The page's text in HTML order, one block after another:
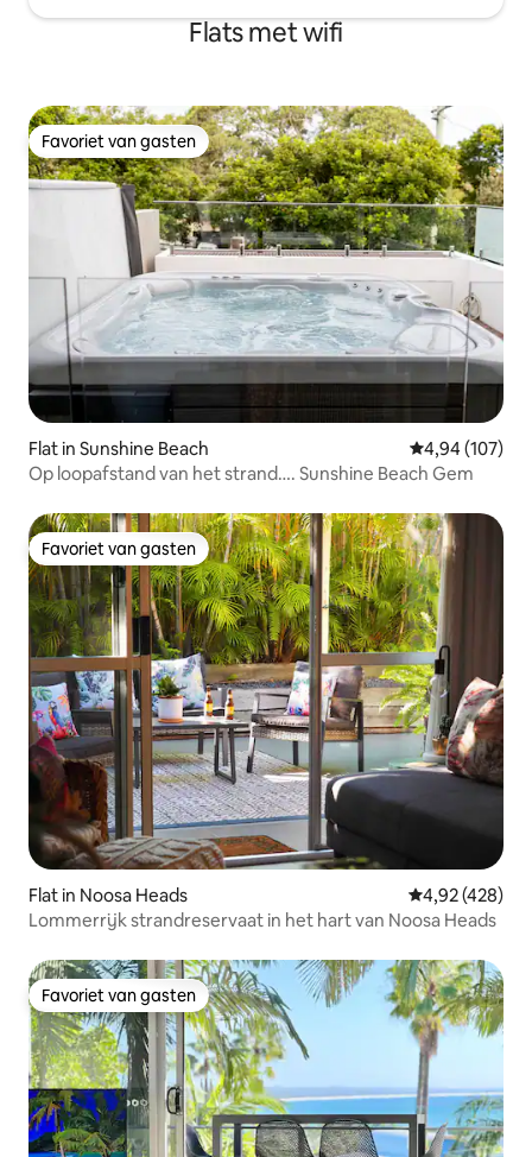
Flats met wifi
Favoriet van gasten
Favoriet van gasten
Flat in Sunshine Beach Gemiddelde
4,94 (107)
Op loopafstand van het strand…. Sunshine Beach Gem
Favoriet van gasten
Favoriet van gasten
Flat in Noosa Heads Gemiddelde
4,92 (428)
Lommerrijk strandreservaat in het hart van Noosa Heads
Favoriet van gasten
Favoriet van gasten